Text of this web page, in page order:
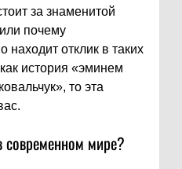
за знаменитой
почему
находит отклик в таких
история «эминем
то эта
современном мире?